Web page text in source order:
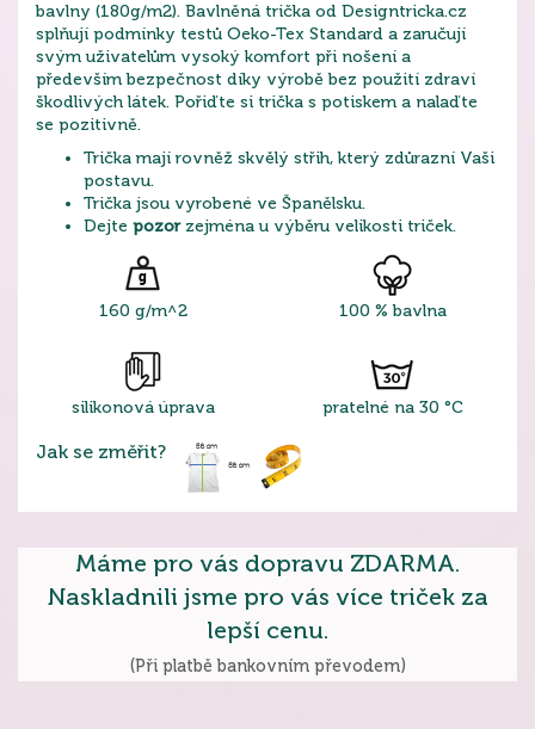
bavlny (180g/m2). Bavlněná trička od Designtricka.cz
splňují podmínky testů Oeko-Tex Standard a zaručují
svým uživatelům vysoký komfort při nošení a
především bezpečnost díky výrobě bez použití zdraví
škodlivých látek. Pořiďte si trička s potiskem a nalaďte
se pozitivně.
Trička mají rovněž skvělý střih, který zdůrazní Vaši
postavu.
Trička jsou vyrobené ve Španělsku.
Dejte pozorzejména u výběru velikosti triček.
160 g/m^2 100 % bavlna
silikonová úprava pratelné na 30 °C
Jak se změřit?
Máme pro vás dopravu ZDARMA.
Naskladnili jsme pro vás více triček za
lepší cenu.
(Při platbě bankovním převodem)